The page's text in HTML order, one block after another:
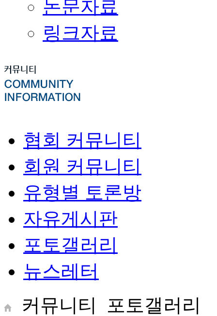
논문자료
링크자료
협회 커뮤니티
회원 커뮤니티
유형별 토론방
자유게시판
포토갤러리
뉴스레터
커뮤니티
포토갤러리